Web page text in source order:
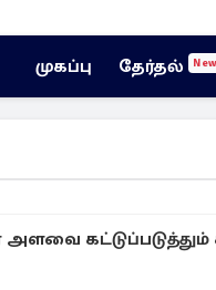
முகப்பு தேர்தல் New
அளவை